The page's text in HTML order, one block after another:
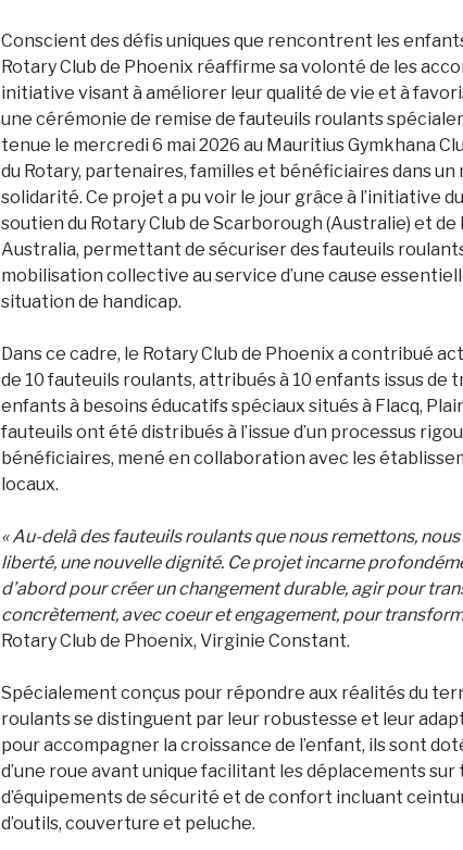
Conscient des défis uniques que rencontrent les
Rotary Club de Phoenix réaffirme sa volonté de les
initiative visant à améliorer leur qualité de vie et à
une cérémonie de remise de fauteuils roulants
tenue le mercredi 6 mai 2026 au Mauritius Gymkhana
du Rotary, partenaires, familles et bénéficiaires dans
solidarité. Ce projet a pu voir le jour grâce à l’initiative
soutien du Rotary Club de Scarborough (Australie) et
Australia, permettant de sécuriser des fauteuils
mobilisation collective au service d’une cause
situation de handicap.
Dans ce cadre, le Rotary Club de Phoenix a contribué
de 10 fauteuils roulants, attribués à 10 enfants issus
enfants à besoins éducatifs spéciaux situés à Flacq,
fauteuils ont été distribués à l’issue d’un processus
bénéficiaires, mené en collaboration avec les
locaux.
« Au-delà des fauteuils roulants que nous remettons,
liberté, une nouvelle dignité. Ce projet incarne
d’abord pour créer un changement durable, agir pour
concrètement, avec coeur et engagement, pour
Rotary Club de Phoenix, Virginie Constant.
Spécialement conçus pour répondre aux réalités du
roulants se distinguent par leur robustesse et leur
pour accompagner la croissance de l’enfant, ils sont
d’une roue avant unique facilitant les déplacements
d’équipements de sécurité et de confort incluant
d’outils, couverture et peluche.